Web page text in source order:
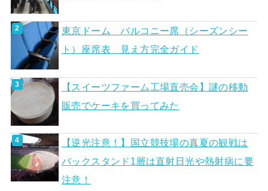
東京ドーム バルコニー席（シーズンシー
ト）座席表 見え方完全ガイド
【スイーツファーム工場直売会】謎の移動
販売でケーキを買ってみた
【逆光注意！】国立競技場の真夏の観戦は
バックスタンド1層は直射日光や熱射病に要
注意！